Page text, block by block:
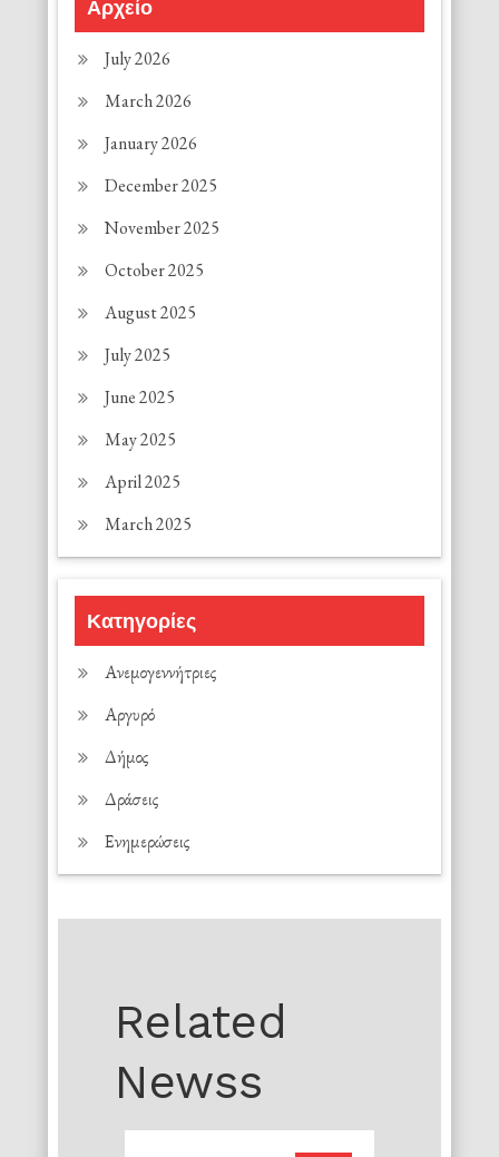
Αρχείο
July 2026
March 2026
January 2026
December 2025
November 2025
October 2025
August 2025
July 2025
June 2025
May 2025
April 2025
March 2025
Κατηγορίες
Ανεμογεννήτριες
Αργυρό
Δήμος
Δράσεις
Ενημερώσεις
Related
Newss